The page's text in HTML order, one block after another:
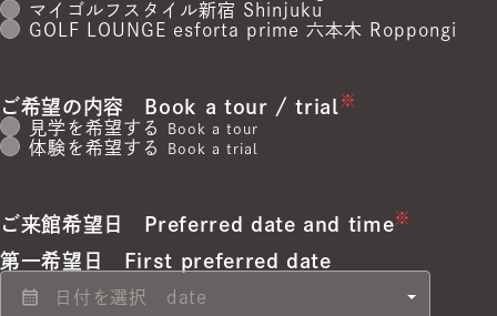
マイゴルフスタイル新宿 Shinjuku
GOLF LOUNGE esforta prime 六本木 Roppongi
ご希望の内容 Book a tour / trial ※
見学を希望する Book a tour
体験を希望する Book a trial
ご来館希望日 Preferred date and time※
第一希望日 First preferred date